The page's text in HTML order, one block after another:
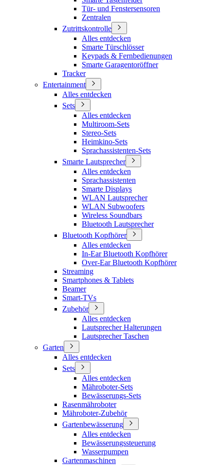
Tür- und Fenstersensoren
Zentralen
Zutrittskontrolle
Alles entdecken
Smarte Türschlösser
Keypads & Fernbedienungen
Smarte Garagentoröffner
Tracker
Entertainment
Alles entdecken
Sets
Alles entdecken
Multiroom-Sets
Stereo-Sets
Heimkino-Sets
Sprachassistenten-Sets
Smarte Lautsprecher
Alles entdecken
Sprachassistenten
Smarte Displays
WLAN Lautsprecher
WLAN Subwoofers
Wireless Soundbars
Bluetooth Lautsprecher
Bluetooth Kopfhörer
Alles entdecken
In-Ear Bluetooth Kopfhörer
Over-Ear Bluetooth Kopfhörer
Streaming
Smartphones & Tablets
Beamer
Smart-TVs
Zubehör
Alles entdecken
Lautsprecher Halterungen
Lautsprecher Taschen
Garten
Alles entdecken
Sets
Alles entdecken
Mähroboter-Sets
Bewässerungs-Sets
Rasenmähroboter
Mähroboter-Zubehör
Gartenbewässerung
Alles entdecken
Bewässerungssteuerung
Wasserpumpen
Gartenmaschinen